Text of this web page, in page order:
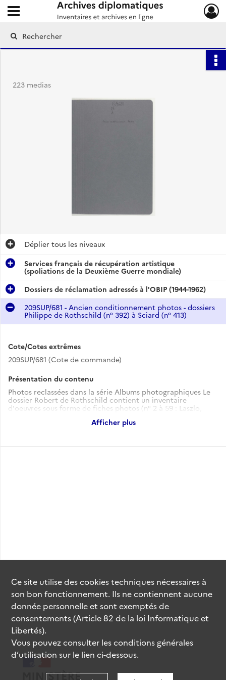
Archives diplomatiques
Ouvrir le menu déroulant
223 medias
Déplier tous les niveaux
Services français de récupération artistique
(spoliations de la Deuxième Guerre mondiale)
Dossiers de réclamation adressés à l'OBIP (1944-1962)
209SUP/681 - Ancien conditionnement photos - dossiers
Philippe de Rothschild (n° 392) à Sciard (n° 413)
Cote/Cotes extrêmes
209SUP/681 (Cote de commande)
Présentation du contenu
Photos reclassées dans la série Albums photographiques Le
dossier Robert de Rothschild contient un inventaire
d'oeuvres sous forme de fiches photos (n° 2 à 59 : Laszlo,
Afficher plus
Ce site utilise descookiestechniques nécessaires à
son bon fonctionnement. Ils ne contiennent aucune
donnée personnelle et sont exemptés de
consentements (Article 82 de la loi Informatique et
Libertés).
Vous pouvez consulter les conditions générales
d’utilisation sur le lien ci-dessous.